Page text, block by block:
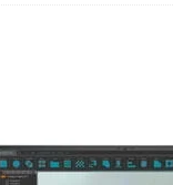
Domácí pec na pizzu